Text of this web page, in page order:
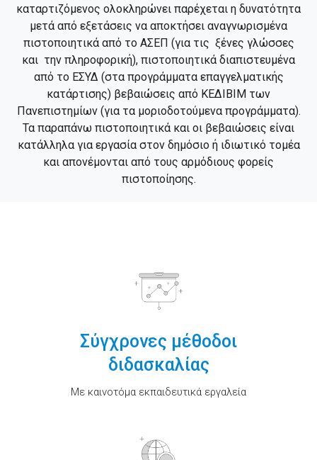
καταρτιζόμενος ολοκληρώνει παρέχεται η δυνατότητα
μετά από εξετάσεις να αποκτήσει αναγνωρισμένα
πιστοποιητικά από το ΑΣΕΠ (για τις ξένες γλώσσες
και την πληροφορική), πιστοποιητικά διαπιστευμένα
από το ΕΣΥΔ (στα προγράμματα επαγγελματικής
κατάρτισης) βεβαιώσεις από ΚΕΔΙΒΙΜ των
Πανεπιστημίων (για τα μοριοδοτούμενα προγράμματα).
Τα παραπάνω πιστοποιητικά και οι βεβαιώσεις είναι
κατάλληλα για εργασία στον δημόσιο ή ιδιωτικό τομέα
και απονέμονται από τους αρμόδιους φορείς
πιστοποίησης.
Σύγχρονες μέθοδοι
διδασκαλίας
Με καινοτόμα εκπαιδευτικά εργαλεία